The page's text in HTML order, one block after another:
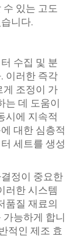
있는 고도
니다.
수집 및 분
이러한 즉각
게 조정이 가
는 데 도움이
시에 지속적
대한 심층적
세트를 생성
정이 중요한
러한 시스템
품질 재료의
능하게 합니
적인 제조 효